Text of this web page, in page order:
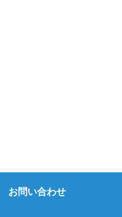
お問い合わせ